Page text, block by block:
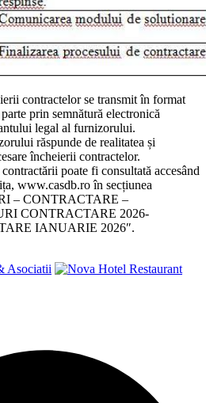
contractelor se transmit în format
prin semnătură electronică
legal al furnizorului.
răspunde de realitatea și
încheierii contractelor.
poate fi consultată accesând
www.casdb.ro în secțiunea
– CONTRACTARE –
CONTRACTARE 2026-
IANUARIE 2026″.